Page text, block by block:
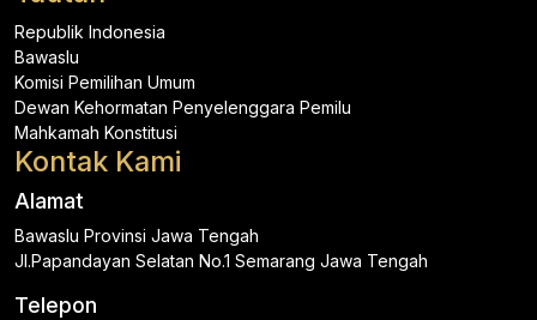
Republik Indonesia
Bawaslu
Komisi Pemilihan Umum
Dewan Kehormatan Penyelenggara Pemilu
Mahkamah Konstitusi
Kontak Kami
Alamat
Bawaslu Provinsi Jawa Tengah
Jl.Papandayan Selatan No.1 Semarang Jawa Tengah
Telepon